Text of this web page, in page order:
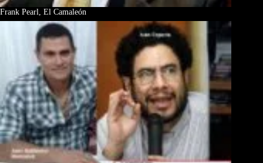
Frank Pearl, El Camaleón